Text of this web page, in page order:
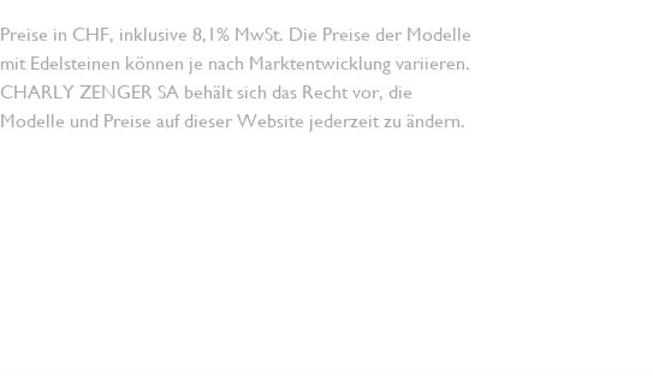
Preise in CHF, inklusive 8,1% MwSt. Die Preise der Modelle
mit Edelsteinen können je nach Marktentwicklung variieren.
CHARLY ZENGER SA behält sich das Recht vor, die
Modelle und Preise auf dieser Website jederzeit zu ändern.